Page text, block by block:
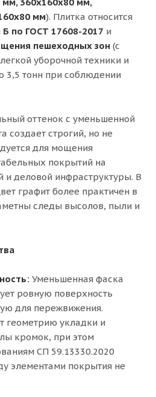
мм). Плитка относится
Б по ГОСТ 17608-2017 и
пешеходных зон (с
уборочной техники и
3,5 тонн при соблюдении
оттенок с уменьшенной
создает строгий, но не
для мощения
покрытий на
и деловой инфраструктуры. В
графит более практичен в
следы высолов, пыли и
Уменьшенная фаска
ровную поверхность
для пережвижения.
геометрию укладки и
кромок, при этом
СП 59.13330.2020
элементами покрытия не